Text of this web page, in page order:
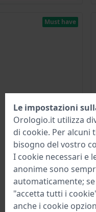
Must have
Le impostazioni
Orologio.it utilizza
di cookie. Per alcuni
bisogno del vostro
I cookie necessari e
anonime sono
automaticamente;
"accetta tutti i
anche i cookie